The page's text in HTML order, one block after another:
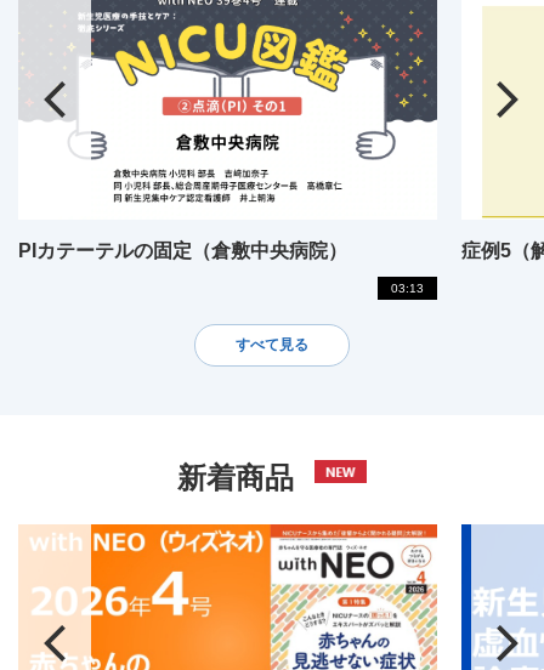
PIカテーテルの固定（倉敷中央病院）
03:13
症例5（
すべて見る
新着商品